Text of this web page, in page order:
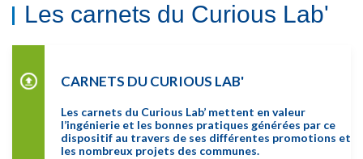
Les carnets du Curious Lab'
CARNETS DU CURIOUS LAB'
Les carnets du Curious Lab’ mettent en valeur
l’ingénierie et les bonnes pratiques générées par ce
dispositif au travers de ses différentes promotions et
les nombreux projets des communes.